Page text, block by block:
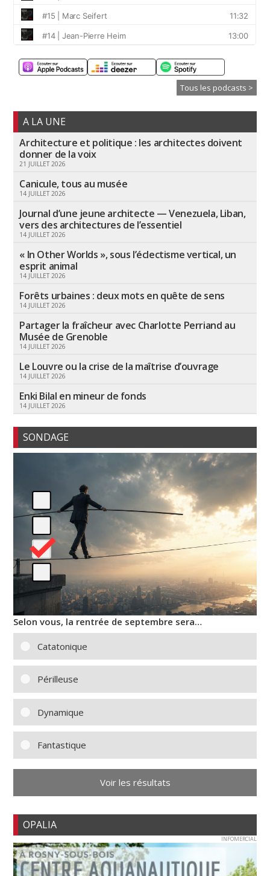
Tous les podcasts >
A LA UNE
Architecture et politique : les architectes doivent
donner de la voix
21 JUILLET 2026
Canicule, tous au musée
14 JUILLET 2026
Journal d’une jeune architecte — Venezuela, Liban,
vers des architectures de l’essentiel
14 JUILLET 2026
« In Other Worlds », sous l’éclectisme vertical, un
esprit animal
14 JUILLET 2026
Forêts urbaines : deux mots en quête de sens
14 JUILLET 2026
Partager la fraîcheur avec Charlotte Perriand au
Musée de Grenoble
14 JUILLET 2026
Le Louvre ou la crise de la maîtrise d’ouvrage
14 JUILLET 2026
Enki Bilal en mineur de fonds
14 JUILLET 2026
SONDAGE
Selon vous, la rentrée de septembre sera…
Catatonique
Périlleuse
Dynamique
Fantastique
Voir les résultats
OPALIA
INFOMERCIAL